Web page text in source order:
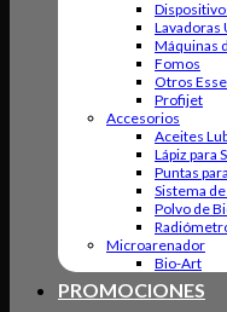
Lavadoras
Máquinas
Fomos
Otros
Profijet
Accesorios
Aceites
Lápiz para
Puntas
Sistema
Polvo de
Microarenador
Bio-Art
PROMOCIONES